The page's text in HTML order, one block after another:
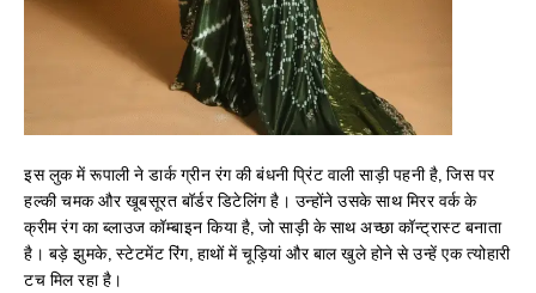
इस लुक में रूपाली ने डार्क ग्रीन रंग की बंधनी प्रिंट वाली साड़ी पहनी है, जिस पर
हल्की चमक और खूबसूरत बॉर्डर डिटेलिंग है। उन्होंने उसके साथ मिरर वर्क के
क्रीम रंग का ब्लाउज कॉम्बाइन किया है, जो साड़ी के साथ अच्छा कॉन्ट्रास्ट बनाता
है। बड़े झुमके, स्टेटमेंट रिंग, हाथों में चूड़ियां और बाल खुले होने से उन्हें एक त्योहारी
टच मिल रहा है।